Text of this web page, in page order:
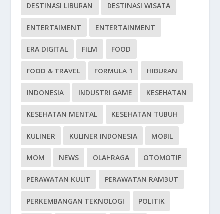
DESTINASI LIBURAN DESTINASI WISATA
ENTERTAIMENT ENTERTAINMENT
ERA DIGITAL FILM FOOD
FOOD & TRAVEL FORMULA 1 HIBURAN
INDONESIA INDUSTRI GAME KESEHATAN
KESEHATAN MENTAL KESEHATAN TUBUH
KULINER KULINER INDONESIA MOBIL
MOM NEWS OLAHRAGA OTOMOTIF
PERAWATAN KULIT PERAWATAN RAMBUT
PERKEMBANGAN TEKNOLOGI POLITIK